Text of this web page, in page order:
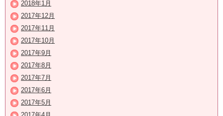
2018年1月
2017年12月
2017年11月
2017年10月
2017年9月
2017年8月
2017年7月
2017年6月
2017年5月